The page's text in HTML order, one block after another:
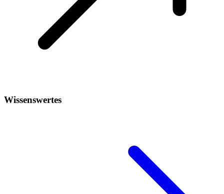
Wissenswertes